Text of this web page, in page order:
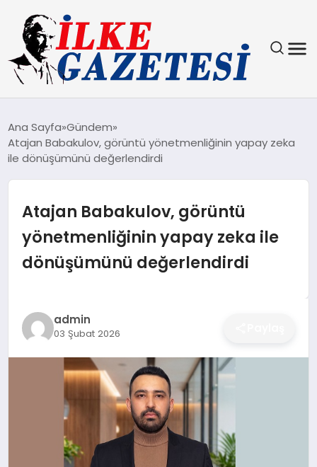
TEKNOLOJI
SAĞLIK
MAGAZIN
DÜNYA
Ana Sayfa Gündem
Atajan Babakulov, görüntü yönetmenliğinin yapay zeka
ile dönüşümünü değerlendirdi
Atajan Babakulov, görüntü
yönetmenliğinin yapay zeka ile
dönüşümünü değerlendirdi
admin
03 Şubat 2026